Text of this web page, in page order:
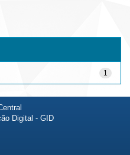
1
Digital - GID